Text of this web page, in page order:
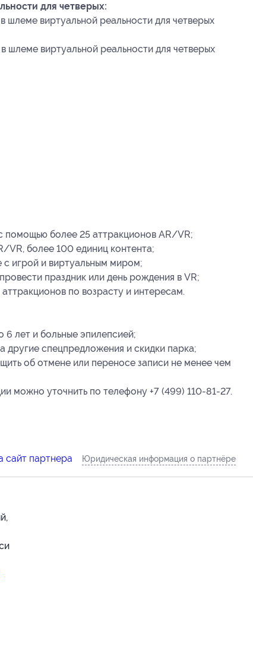
для четверых:
шлеме виртуальной реальности для четверых
шлеме виртуальной реальности для четверых
более 25 аттракционов AR/VR;
более 100 единиц контента;
игрой и виртуальным миром;
праздник или день рождения в VR;
по возрасту и интересам.
6 лет и больные эпилепсией;
другие спецпредложения и скидки парка;
об отмене или переносе записи не менее чем
можно уточнить по телефону +7 (499) 110-81-27.
сайт партнера Юридическая информация о партнёре